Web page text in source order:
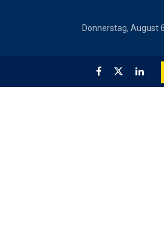
Donnerstag, August